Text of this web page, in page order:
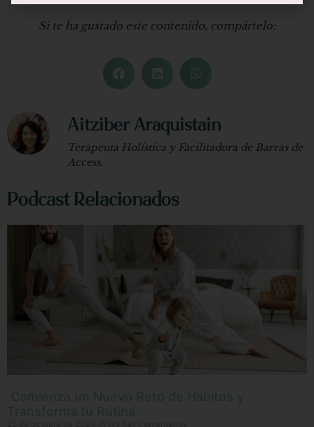
Si te ha gustado este contenido, compártelo:
Aitziber Araquistain
Terapeuta Holística y Facilitadora de Barras de
Access.
Podcast Relacionados